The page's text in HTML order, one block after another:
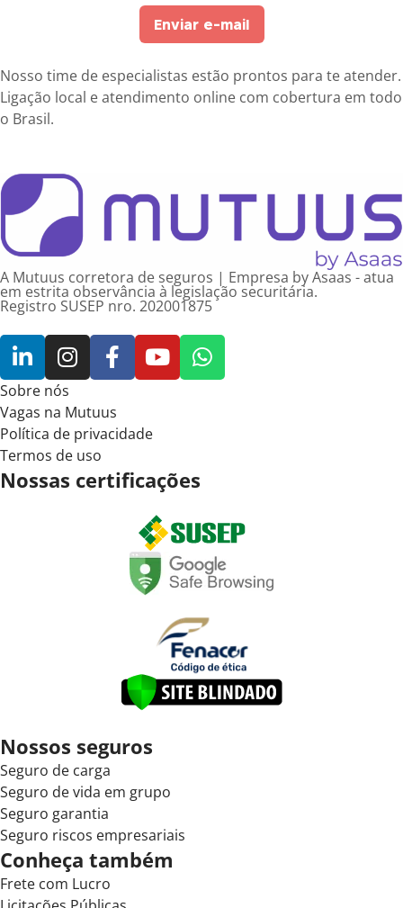
Enviar e-mail
Nosso time de especialistas estão prontos para te atender.
Ligação local e atendimento online com cobertura em todo
o Brasil.
A Mutuus corretora de seguros | Empresa by Asaas - atua
em estrita observância à legislação securitária.
Registro SUSEP nro. 202001875
Sobre nós
Vagas na Mutuus
Política de privacidade
Termos de uso
Nossas certificações
Nossos seguros
Seguro de carga
Seguro de vida em grupo
Seguro garantia
Seguro riscos empresariais
Conheça também
Frete com Lucro